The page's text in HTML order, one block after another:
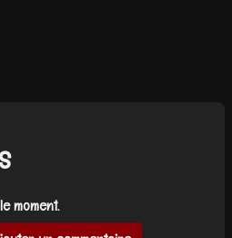
moment.